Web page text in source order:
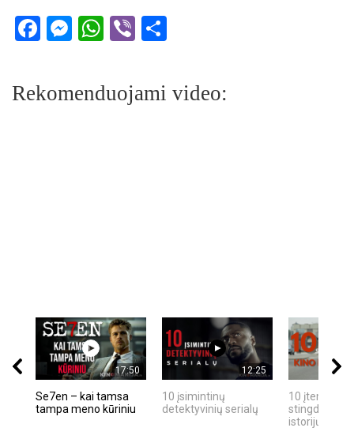
Facebook
Messenger
WhatsApp
Viber
Rekomenduojami video:
17:50
Se7en – kai tamsa
tampa meno kūriniu
12:25
10 įsimintinų
detektyvinių serialų
10 įtemptų,
stingdančių
istorijų